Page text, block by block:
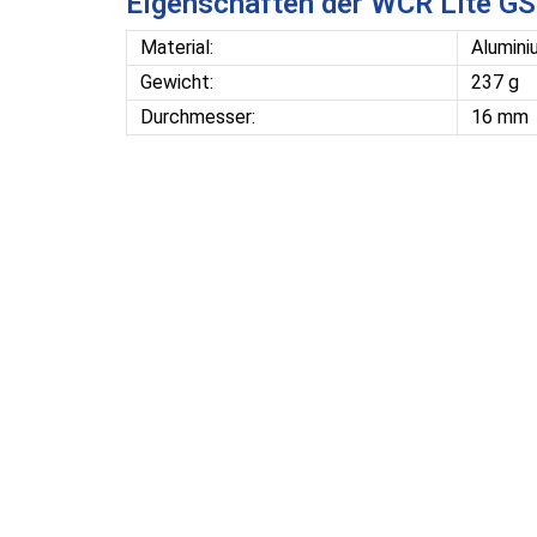
Material:
Gewicht:
237 g
Durchmesser:
16 mm